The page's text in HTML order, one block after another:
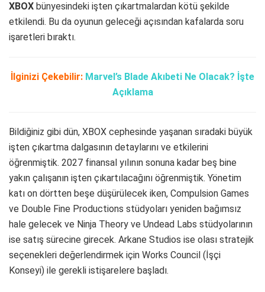
XBOX bünyesindeki işten çıkartmalardan kötü şekilde
etkilendi. Bu da oyunun geleceği açısından kafalarda soru
işaretleri bıraktı.
İlginizi Çekebilir: Marvel’s Blade Akıbeti Ne Olacak? İşte
Açıklama
Bildiğiniz gibi dün, XBOX cephesinde yaşanan sıradaki büyük
işten çıkartma dalgasının detaylarını ve etkilerini
öğrenmiştik. 2027 finansal yılının sonuna kadar beş bine
yakın çalışanın işten çıkartılacağını öğrenmiştik. Yönetim
katı on dörtten beşe düşürülecek iken, Compulsion Games
ve Double Fine Productions stüdyoları yeniden bağımsız
hale gelecek ve Ninja Theory ve Undead Labs stüdyolarının
ise satış sürecine girecek. Arkane Studios ise olası stratejik
seçenekleri değerlendirmek için Works Council (İşçi
Konseyi) ile gerekli istişarelere başladı.